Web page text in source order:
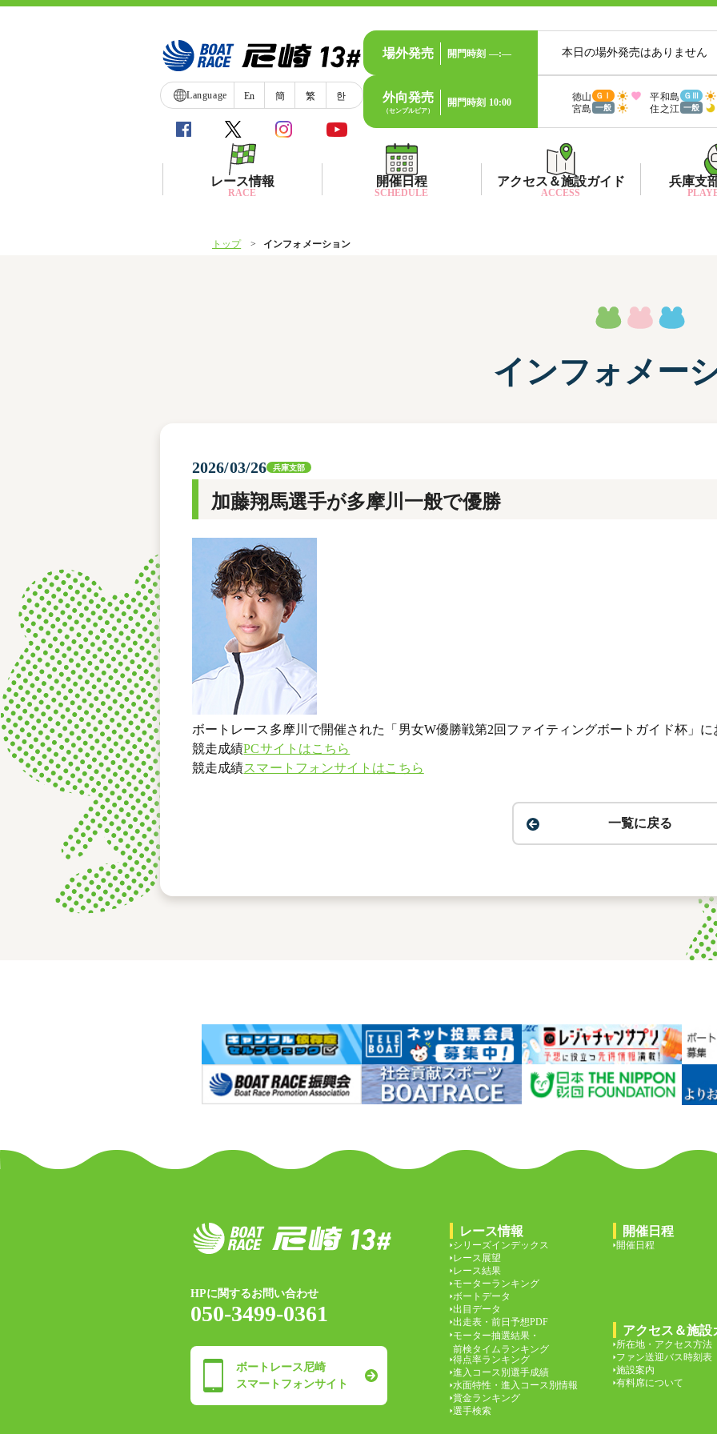
Language En 簡 繁 한
場外発売 開門時刻 —:— 本日の場外発売はありません
外向発売
（センプルピア）
開門時刻 10:00 徳山 ＧⅠ 平和島 ＧⅢ
宮島 一般 住之江 一般
レース情報
RACE
モーター抽選結果・
前検タイムランキング
選
開催日程
SCHEDULE
アクセス＆施設ガイド
ACCESS
ファン送迎バス時刻表
施設案内
兵庫支
兵庫支
兵庫
トップ インフォメーション
インフォメー
2026/03/26 兵庫支部
加藤翔馬選手が多摩川一般で優勝
ボートレース多摩川で開催された「男女W優勝戦第2回ファイティングボートガイド杯」
競走成績PCサイトはこちら
競走成績スマートフォンサイトはこちら
一覧に戻る
HPに関するお問い合わせ
050-3499-0361
ボートレース尼崎
スマートフォンサイト
レース情報
シリーズインデックス
レース展望
レース結果
モーターランキング
ボートデータ
出目データ
出走表・前日予想PDF
モーター抽選結果・
前検タイムランキング
得点率ランキング
進入コース別選手成績
水面特性・進入コース別情報
賞金ランキング
選手検索
開催日程
開催日程
アクセス＆施設
所在地・アクセス方法
ファン送迎バス時刻表
施設案内
有料席について